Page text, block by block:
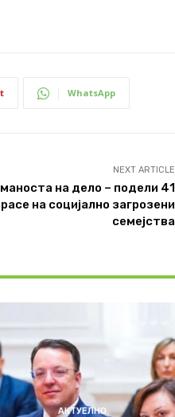
WhatsApp
NEXT ARTICLE
на дело – подели 41
на социјално загрозени
семејства
АКТУЕЛНО